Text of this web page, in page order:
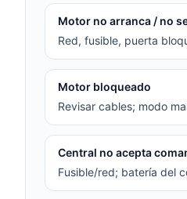
Motor no arranca / no
Red, fusible, puerta
Motor bloqueado
Revisar cables; modo
Central no acepta
Fusible/red; batería del